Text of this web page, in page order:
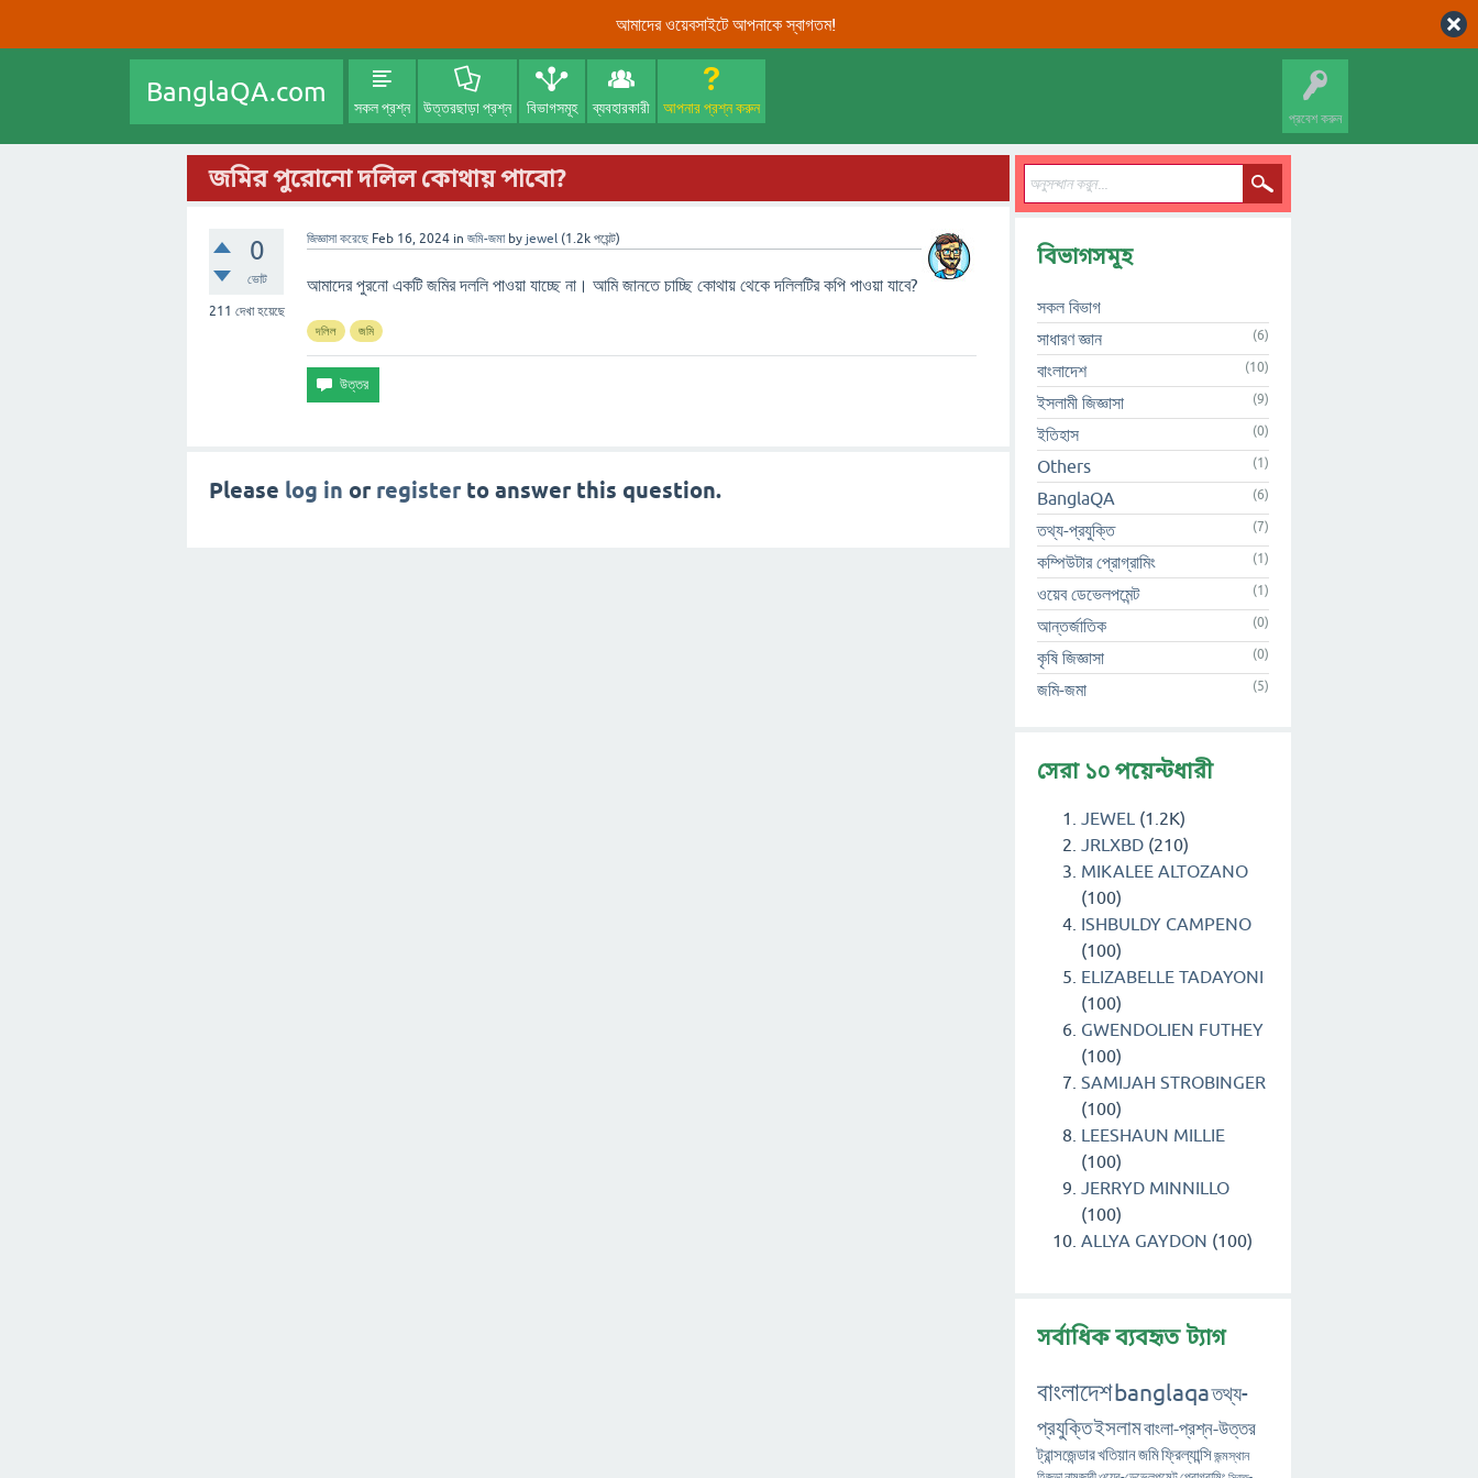
আমাদের ওয়েবসাইটে আপনাকে স্বাগতম!
প্রবেশ করুন
BanglaQA.com
সকল প্রশ্ন উত্তরছাড়া প্রশ্ন বিভাগসমূহ ব্যবহারকারী আপনার প্রশ্ন করুন
জমির পুরোনো দলিল কোথায় পাবো?
0
ভোট
211 দেখা হয়েছে
জিজ্ঞাসা করেছে Feb 16, 2024 in জমি-জমা by jewel (1.2k পয়েন্ট)
আমাদের পুরনো একটি জমির দললি পাওয়া যাচ্ছে না। আমি জানতে চাচ্ছি কোথায় থেকে দলিলটির কপি পাওয়া যাবে?
দলিল জমি
Please log in or register to answer this question.
বিভাগসমূহ
সকল বিভাগ
সাধারণ জ্ঞান
(6)
বাংলাদেশ (10)
ইসলামী জিজ্ঞাসা (9)
ইতিহাস (0)
Others (1)
BanglaQA (6)
তথ্য-প্রযুক্তি (7)
কম্পিউটার প্রোগ্রামিং (1)
ওয়েব ডেভেলপমেন্ট (1)
আন্তর্জাতিক (0)
কৃষি জিজ্ঞাসা (0)
জমি-জমা (5)
সেরা ১০ পয়েন্টধারী
JEWEL (1.2K)
JRLXBD (210)
MIKALEE ALTOZANO
(100)
ISHBULDY CAMPENO
(100)
ELIZABELLE TADAYONI
(100)
GWENDOLIEN FUTHEY
(100)
SAMIJAH STROBINGER
(100)
LEESHAUN MILLIE
(100)
JERRYD MINNILLO
(100)
ALLYA GAYDON (100)
সর্বাধিক ব্যবহৃত ট্যাগ
বাংলাদেশbanglaqaতথ্য-
প্রযুক্তিইসলামবাংলা-প্রশ্ন-উত্তর
ট্রান্সজেন্ডারখতিয়ানজমিফ্রিল্যান্সিজন্মস্থান